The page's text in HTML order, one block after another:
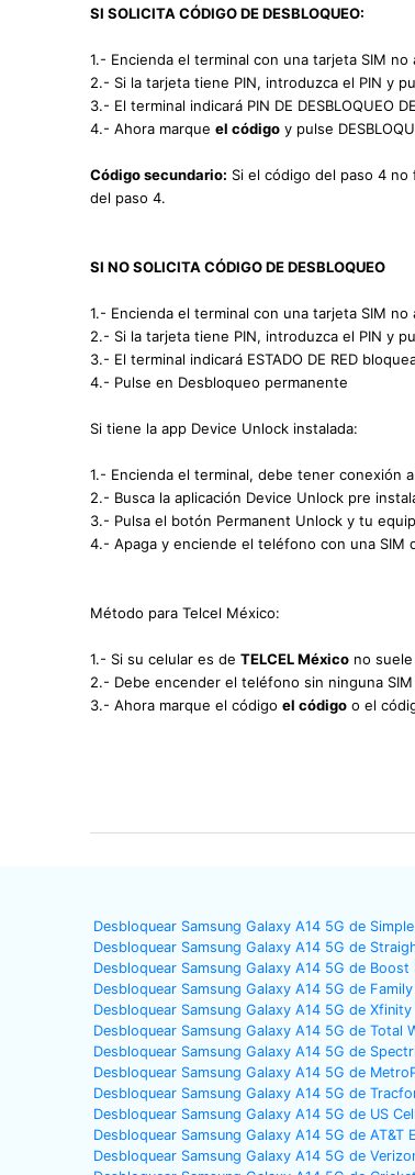
SI SOLICITA CÓDIGO DE DESBLOQUEO:
1.- Encienda el terminal con una tarjeta SIM
2.- Si la tarjeta tiene PIN, introduzca el PIN y
3.- El terminal indicará PIN DE DESBLOQUEO
4.- Ahora marque el código y pulse
Código secundario: Si el código del paso 4
del paso 4.
SI NO SOLICITA CÓDIGO DE DESBLOQUEO
1.- Encienda el terminal con una tarjeta SIM
2.- Si la tarjeta tiene PIN, introduzca el PIN y
3.- El terminal indicará ESTADO DE RED
4.- Pulse en Desbloqueo permanente
Si tiene la app Device Unlock instalada:
1.- Encienda el terminal, debe tener conexión
2.- Busca la aplicación Device Unlock pre
3.- Pulsa el botón Permanent Unlock y tu
4.- Apaga y enciende el teléfono con una SIM
Método para Telcel México:
1.- Si su celular es de TELCEL México no
2.- Debe encender el teléfono sin ninguna
3.- Ahora marque el código el código o el
Desbloquear Samsung Galaxy A14 5G de
Desbloquear Samsung Galaxy A14 5G de
Desbloquear Samsung Galaxy A14 5G de
Desbloquear Samsung Galaxy A14 5G de
Desbloquear Samsung Galaxy A14 5G de
Desbloquear Samsung Galaxy A14 5G de Total
Desbloquear Samsung Galaxy A14 5G de
Desbloquear Samsung Galaxy A14 5G de
Desbloquear Samsung Galaxy A14 5G de
Desbloquear Samsung Galaxy A14 5G de US
Desbloquear Samsung Galaxy A14 5G de AT&T
Desbloquear Samsung Galaxy A14 5G de